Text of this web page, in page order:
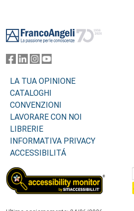
LA TUA OPINIONE
CATALOGHI
CONVENZIONI
LAVORARE CON NOI
LIBRERIE
INFORMATIVA PRIVACY
ACCESSIBILITÁ